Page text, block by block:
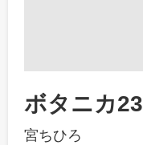
ボタニカ23
宮ちひろ